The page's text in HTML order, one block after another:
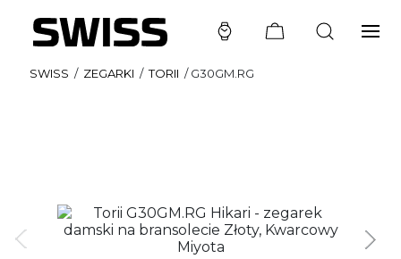
SWISS / ZEGARKI / TORII /G30GM.RG